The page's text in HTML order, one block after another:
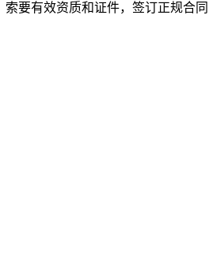
要有效资质和证件，签订正规合